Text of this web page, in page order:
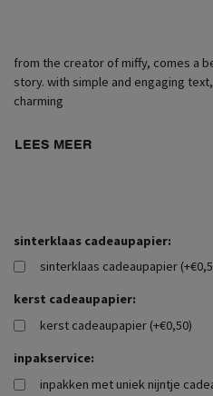
from the creator of miffy, comes a
story. with simple and engaging
charming
LEES MEER
sinterklaas cadeaupapier:
sinterklaas cadeaupapier
kerst cadeaupapier:
kerst cadeaupapier (+€0,50)
inpakservice:
inpakken met uniek nijntje